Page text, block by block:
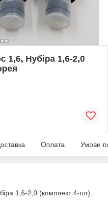
1,6, Нубіра 1,6-2,0
Оплата Умови
1,6-2,0 (комплект 4-шт)